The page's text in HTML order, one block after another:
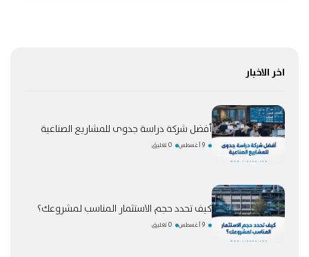
اخر الاخبار
أفضل شركة دراسة جدوى للمشاريع الصناعية
9 أغسطس 0 تعليق
كيف تحدد حجم الاستثمار المناسب لمشروعك؟
9 أغسطس 0 تعليق